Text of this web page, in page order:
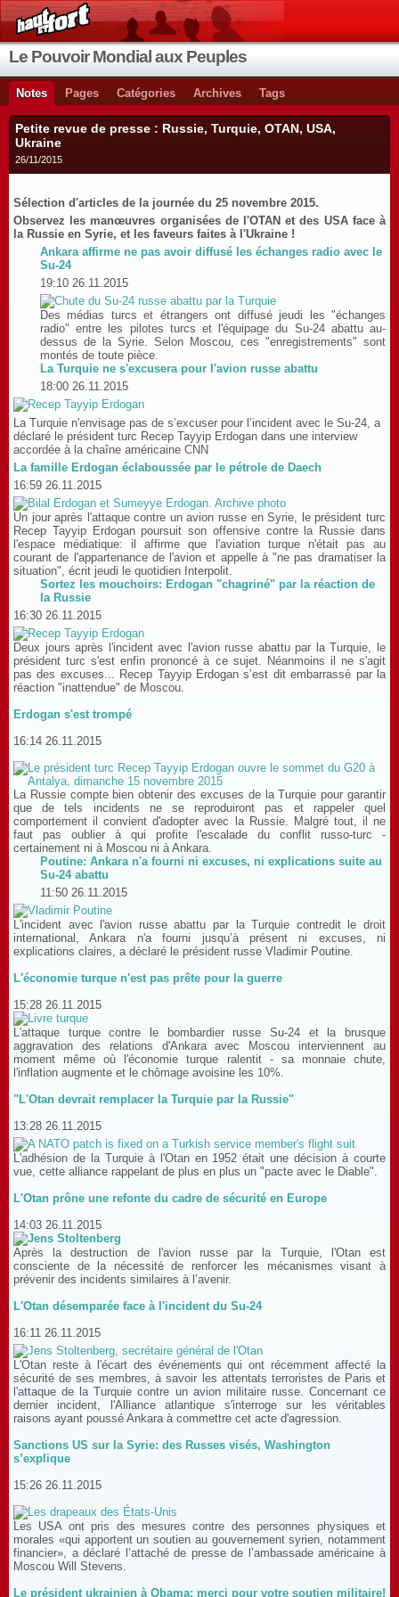
Le Pouvoir Mondial aux Peuples
Notes Pages Catégories Archives Tags
Petite revue de presse : Russie, Turquie, OTAN, USA,
Ukraine
26/11/2015
Sélection d'articles de la journée du 25 novembre 2015.
Observez les manœuvres organisées de l'OTAN et des USA face à
la Russie en Syrie, et les faveurs faites à l'Ukraine !
Ankara affirme ne pas avoir diffusé les échanges radio avec le
Su-24
19:10 26.11.2015
Des médias turcs et étrangers ont diffusé jeudi les "échanges
radio" entre les pilotes turcs et l'équipage du Su-24 abattu au-
dessus de la Syrie. Selon Moscou, ces "enregistrements" sont
montés de toute pièce.
La Turquie ne s'excusera pour l'avion russe abattu
18:00 26.11.2015
La Turquie n'envisage pas de s’excuser pour l’incident avec le Su-24, a
déclaré le président turc Recep Tayyip Erdogan dans une interview
accordée à la chaîne américaine CNN
La famille Erdogan éclaboussée par le pétrole de Daech
16:59 26.11.2015
Un jour après l'attaque contre un avion russe en Syrie, le président turc
Recep Tayyip Erdogan poursuit son offensive contre la Russie dans
l'espace médiatique: il affirme que l'aviation turque n'était pas au
courant de l'appartenance de l'avion et appelle à "ne pas dramatiser la
situation", écrit jeudi le quotidien Interpolit.
Sortez les mouchoirs: Erdogan "chagriné" par la réaction de
la Russie
16:30 26.11.2015
Deux jours après l'incident avec l'avion russe abattu par la Turquie, le
président turc s'est enfin prononcé à ce sujet. Néanmoins il ne s'agit
pas des excuses... Recep Tayyip Erdogan s’est dit embarrassé par la
réaction "inattendue" de Moscou.
Erdogan s'est trompé
16:14 26.11.2015
La Russie compte bien obtenir des excuses de la Turquie pour garantir
que de tels incidents ne se reproduiront pas et rappeler quel
comportement il convient d'adopter avec la Russie. Malgré tout, il ne
faut pas oublier à qui profite l'escalade du conflit russo-turc -
certainement ni à Moscou ni à Ankara.
Poutine: Ankara n'a fourni ni excuses, ni explications suite au
Su-24 abattu
11:50 26.11.2015
L'incident avec l'avion russe abattu par la Turquie contredit le droit
international, Ankara n'a fourni jusqu’à présent ni excuses, ni
explications claires, a déclaré le président russe Vladimir Poutine.
L'économie turque n'est pas prête pour la guerre
15:28 26.11.2015
L'attaque turque contre le bombardier russe Su-24 et la brusque
aggravation des relations d'Ankara avec Moscou interviennent au
moment même où l'économie turque ralentit - sa monnaie chute,
l'inflation augmente et le chômage avoisine les 10%.
"L'Otan devrait remplacer la Turquie par la Russie"
13:28 26.11.2015
L'adhésion de la Turquie à l'Otan en 1952 était une décision à courte
vue, cette alliance rappelant de plus en plus un "pacte avec le Diable".
L'Otan prône une refonte du cadre de sécurité en Europe
14:03 26.11.2015
Après la destruction de l'avion russe par la Turquie, l'Otan est
consciente de la nécessité de renforcer les mécanismes visant à
prévenir des incidents similaires à l’avenir.
L'Otan désemparée face à l'incident du Su-24
16:11 26.11.2015
L'Otan reste à l'écart des événements qui ont récemment affecté la
sécurité de ses membres, à savoir les attentats terroristes de Paris et
l'attaque de la Turquie contre un avion militaire russe. Concernant ce
dernier incident, l'Alliance atlantique s'interroge sur les véritables
raisons ayant poussé Ankara à commettre cet acte d'agression.
Sanctions US sur la Syrie: des Russes visés, Washington
s’explique
15:26 26.11.2015
Les USA ont pris des mesures contre des personnes physiques et
morales «qui apportent un soutien au gouvernement syrien, notamment
financier», a déclaré l’attaché de presse de l’ambassade américaine à
Moscou Will Stevens.
Le président ukrainien à Obama: merci pour votre soutien militaire!